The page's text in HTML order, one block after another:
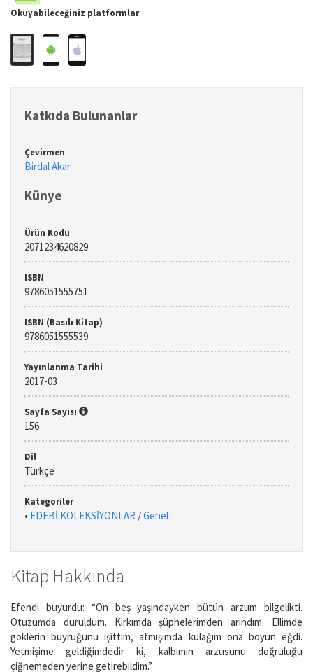
Okuyabileceğiniz platformlar
Katkıda Bulunanlar
Çevirmen
Birdal Akar
Künye
Ürün Kodu
2071234620829
ISBN
9786051555751
ISBN (Basılı Kitap)
9786051555539
Yayınlanma Tarihi
2017-03
Sayfa Sayısı
156
Dil
Türkçe
Kategoriler
• EDEBİ KOLEKSİYONLAR /Genel
Kitap Hakkında
Efendi buyurdu: “On beş yaşındayken bütün ar­zum bilgelikti.
Otuzumda duruldum. Kırkımda şüphelerimden arındım. Ellimde
göklerin buyru­ğunu işittim, atmışımda kulağım ona boyun eğdi.
Yetmişime geldiğimdedir ki, kalbimin arzusunu doğruluğu
çiğnemeden yerine getirebildim.”